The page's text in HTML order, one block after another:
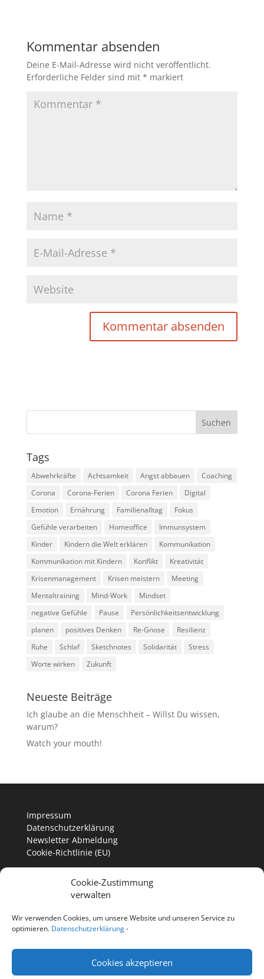
Cookie-Zustimmung
verwalten
Wir verwenden Cookies, um unsere Website und unseren Service zu
optimieren. Datenschutzerklärung-
Cookies akzeptieren
Kommentar absenden
Deine E-Mail-Adresse wird nicht veröffentlicht.
Erforderliche Felder sind mit * markiert
Tags
Abwehrkräfte Achtsamkeit Angst abbauen
Coaching
Corona
Corona-Ferien Corona Ferien
Digital
Emotion
Ernährung Familienalltag
Fokus
Gefühle verarbeiten
Homeoffice
Immunsystem
Kinder
Kindern die Welt erklären
Kommunikation
Kommunikation mit Kindern
Konflikt
Kreativität
Krisenmanagement
Krisen meistern
Meeting
Mentaltraining
Mind-Work
Mindset
negative Gefühle
Pause
Persönlichkeitsentwicklung
planen
positives Denken Re-Gnose
Resilienz
Ruhe
Schlaf Sketchnotes Solidarität
Stress
Worte wirken
Zukunft
Neueste Beiträge
Ich glaube an die Menschheit – Willst Du wissen,
warum?
Watch your mouth!
Impressum
Datenschutzerklärung
Newsletter Abmeldung
Cookie-Richtlinie (EU)